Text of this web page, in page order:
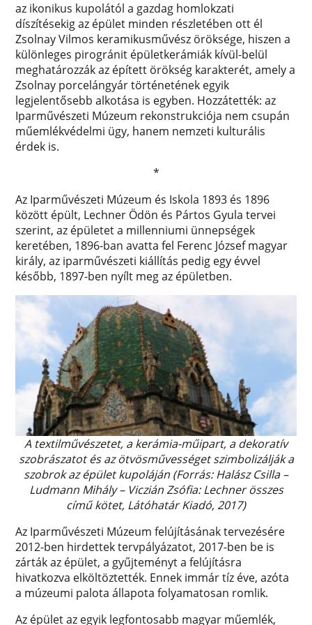
az ikonikus kupolától a gazdag homlokzati
díszítésekig az épület minden részletében ott él
Zsolnay Vilmos keramikusművész öröksége, hiszen a
különleges pirogránit épületkerámiák kívül-belül
meghatározzák az épített örökség karakterét, amely a
Zsolnay porcelángyár történetének egyik
legjelentősebb alkotása is egyben. Hozzátették: az
Iparművészeti Múzeum rekonstrukciója nem csupán
műemlékvédelmi ügy, hanem nemzeti kulturális
érdek is.
*
Az Iparművészeti Múzeum és Iskola 1893 és 1896
között épült, Lechner Ödön és Pártos Gyula tervei
szerint, az épületet a millenniumi ünnepségek
keretében, 1896-ban avatta fel Ferenc József magyar
király, az iparművészeti kiállítás pedig egy évvel
később, 1897-ben nyílt meg az épületben.
A textilművészetet, a kerámia-műipart, a dekoratív
szobrászatot és az ötvösművességet szimbolizálják a
szobrok az épület kupoláján (Forrás: Halász Csilla –
Ludmann Mihály – Viczián Zsófia: Lechner összes
című kötet, Látóhatár Kiadó, 2017)
Az Iparművészeti Múzeum felújításának tervezésére
2012-ben hirdettek tervpályázatot, 2017-ben be is
zárták az épület, a gyűjteményt a felújításra
hivatkozva elköltöztették. Ennek immár tíz éve, azóta
a múzeumi palota állapota folyamatosan romlik.
Az épület az egyik legfontosabb magyar műemlék,